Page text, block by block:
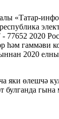
«Татар-
2020
һәм гаммәви
2020
яки өлешчә
булганда